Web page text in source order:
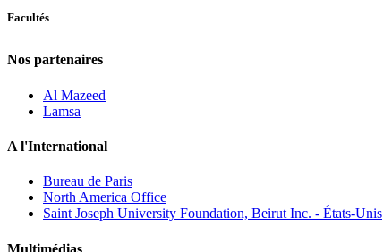
Facultés
Nos partenaires
Al Mazeed
Lamsa
A l'International
Bureau de Paris
North America Office
Saint Joseph University Foundation, Beirut Inc. - États-Unis
Multimédias